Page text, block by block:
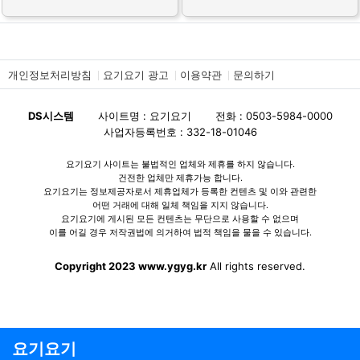
개인정보처리방침 요기요기 광고 이용약관 문의하기
DS시스템 사이트명 : 요기요기
전화 : 0503-5984-0000
사업자등록번호 : 332-18-01046
요기요기 사이트는 불법적인 업체와 제휴를 하지 않습니다.
건전한 업체만 제휴가능 합니다.
요기요기는 정보제공자로서 제휴업체가 등록한 컨텐츠 및 이와 관련한
어떤 거래에 대해 일체 책임을 지지 않습니다.
요기요기에 게시된 모든 컨텐츠는 무단으로 사용할 수 없으며
이를 어길 경우 저작권법에 의거하여 법적 책임을 물을 수 있습니다.
Copyright 2023 www.ygyg.kr All rights reserved.
요기요기